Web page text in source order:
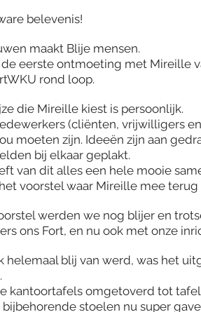
belevenis!
maakt Blije mensen.
eerste ontmoeting met Mireille
rond loop.
die Mireille kiest is persoonlijk.
(cliënten, vrijwilligers
moeten zijn. Ideeën zijn aan
bij elkaar geplakt.
van dit alles een hele mooie
voorstel waar Mireille mee
werden we nog blijer en
ons Fort, en nu ook met onze
helemaal blij van werd, was het
kantoortafels omgetoverd tot
stoelen nu super